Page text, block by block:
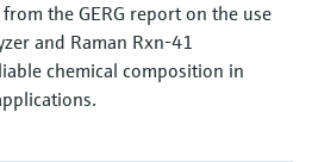
the GERG report on the use
and Raman Rxn-41
chemical composition in